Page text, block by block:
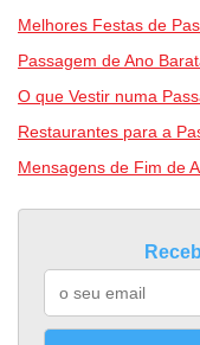
Melhores Festas de
Passagem de Ano
O que Vestir numa
Restaurantes para a
Mensagens de Fim de